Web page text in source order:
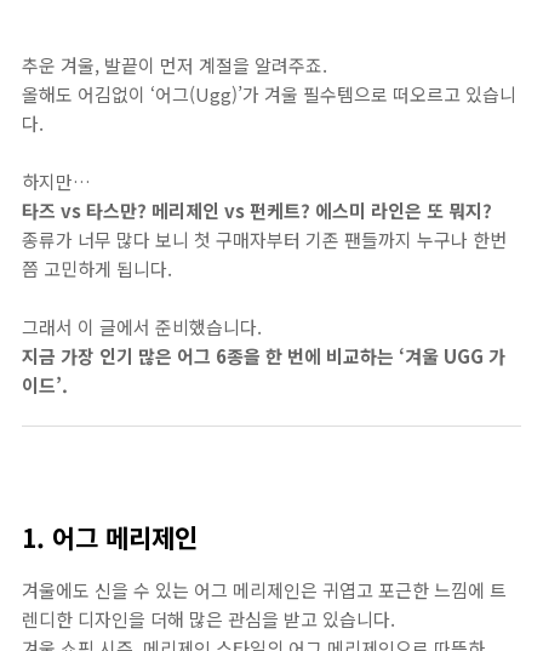
추운 겨울, 발끝이 먼저 계절을 알려주죠.
올해도 어김없이 ‘어그(Ugg)’가 겨울 필수템으로 떠오르고 있습니
다.
하지만…
타즈 vs 타스만? 메리제인 vs 펀케트? 에스미 라인은 또 뭐지?
종류가 너무 많다 보니 첫 구매자부터 기존 팬들까지 누구나 한번
쯤 고민하게 됩니다.
그래서 이 글에서 준비했습니다.
지금 가장 인기 많은 어그 6종을 한 번에 비교하는 ‘겨울 UGG 가
이드’.
1. 어그 메리제인
겨울에도 신을 수 있는 어그 메리제인은 귀엽고 포근한 느낌에 트
렌디한 디자인을 더해 많은 관심을 받고 있습니다.